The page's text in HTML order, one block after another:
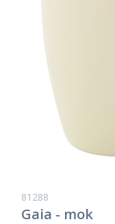
81288
Gaia - mok